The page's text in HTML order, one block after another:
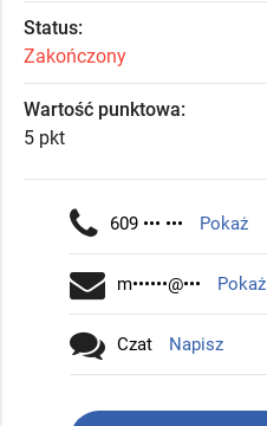
Status:
Zakończony
Wartość punktowa:
5 pkt
609 ••• ••• Pokaż
m••••••@••• Pokaż
Czat Napisz